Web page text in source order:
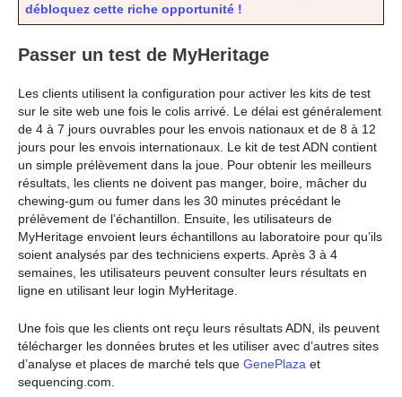
débloquez cette riche opportunité !
Passer un test de MyHeritage
Les clients utilisent la configuration pour activer les kits de test
sur le site web une fois le colis arrivé. Le délai est généralement
de 4 à 7 jours ouvrables pour les envois nationaux et de 8 à 12
jours pour les envois internationaux. Le kit de test ADN contient
un simple prélèvement dans la joue. Pour obtenir les meilleurs
résultats, les clients ne doivent pas manger, boire, mâcher du
chewing-gum ou fumer dans les 30 minutes précédant le
prélèvement de l’échantillon. Ensuite, les utilisateurs de
MyHeritage envoient leurs échantillons au laboratoire pour qu’ils
soient analysés par des techniciens experts. Après 3 à 4
semaines, les utilisateurs peuvent consulter leurs résultats en
ligne en utilisant leur login MyHeritage.
Une fois que les clients ont reçu leurs résultats ADN, ils peuvent
télécharger les données brutes et les utiliser avec d’autres sites
d’analyse et places de marché tels que GenePlaza et
sequencing.com.